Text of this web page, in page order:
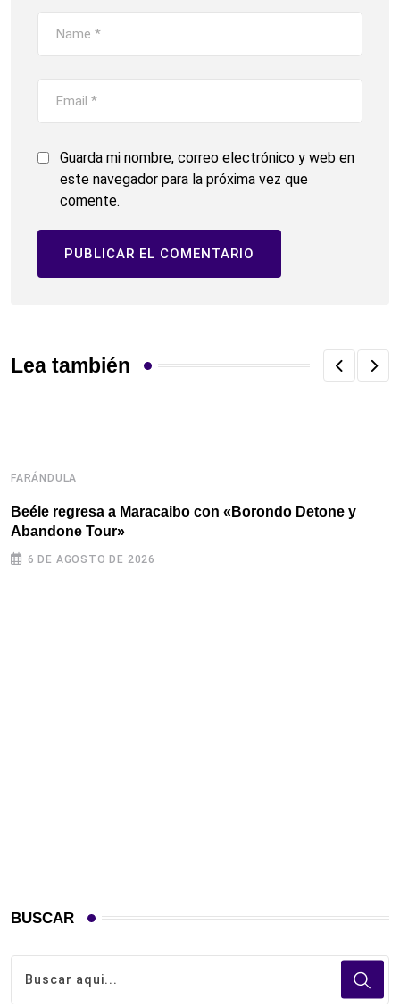
Guarda mi nombre, correo electrónico y web en
este navegador para la próxima vez que
comente.
Lea también
FARÁNDULA
Beéle regresa a Maracaibo con «Borondo Detone y
Abandone Tour»
6 DE AGOSTO DE 2026
BUSCAR